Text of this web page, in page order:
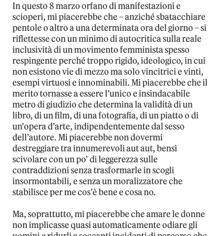
In questo 8 marzo orfano di manifestazioni e
scioperi, mi piacerebbe che – anziché sbatacchiare
pentole o altro a una determinata ora del giorno – si
riflettesse con un minimo di autocritica sulla reale
inclusività di un movimento femminista spesso
respingente perché troppo rigido, ideologico, in cui
non esistono vie di mezzo ma solo vincitrici e vinti,
esempi virtuosi e innominabili. Mi piacerebbe che il
merito tornasse a essere l’unico e insindacabile
metro di giudizio che determina la validità di un
libro, di un film, di una fotografia, di un piatto o di
un’opera d’arte, indipendentemente dal sesso
dell’autore. Mi piacerebbe non dovermi
destreggiare tra innumerevoli aut aut, bensì
scivolare con un po’ di leggerezza sulle
contraddizioni senza trasformarle in scogli
insormontabili, e senza un moralizzatore che
stabilisce per me cos’è bene e cosa no.
Ma, soprattutto, mi piacerebbe che amare le donne
non implicasse quasi automaticamente odiare gli